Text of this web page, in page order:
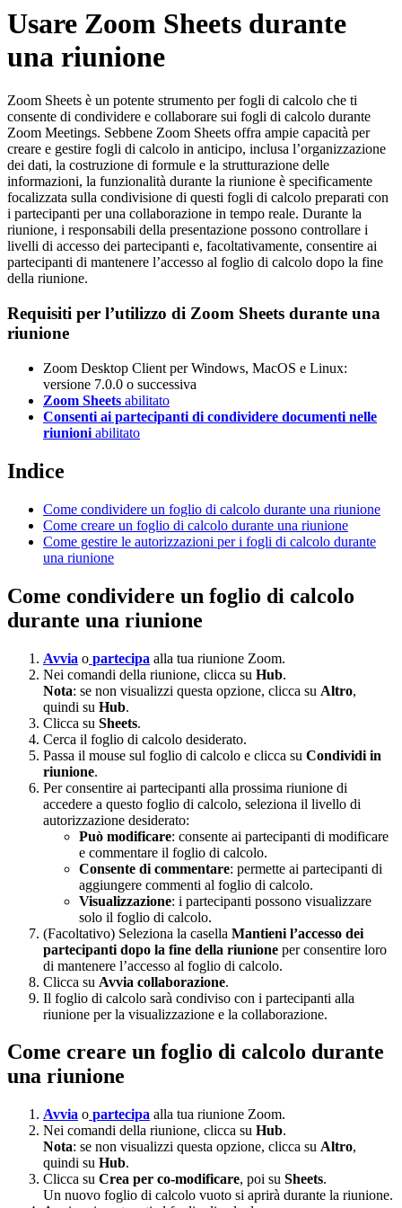
Usare Zoom Sheets durante
una riunione
Zoom Sheets è un potente strumento per fogli di calcolo che ti
consente di condividere e collaborare sui fogli di calcolo durante
Zoom Meetings. Sebbene Zoom Sheets offra ampie capacità per
creare e gestire fogli di calcolo in anticipo, inclusa l’organizzazione
dei dati, la costruzione di formule e la strutturazione delle
informazioni, la funzionalità durante la riunione è specificamente
focalizzata sulla condivisione di questi fogli di calcolo preparati con
i partecipanti per una collaborazione in tempo reale. Durante la
riunione, i responsabili della presentazione possono controllare i
livelli di accesso dei partecipanti e, facoltativamente, consentire ai
partecipanti di mantenere l’accesso al foglio di calcolo dopo la fine
della riunione.
Requisiti per l’utilizzo di Zoom Sheets durante una
riunione
Zoom Desktop Client per Windows, MacOS e Linux:
versione 7.0.0 o successiva
Zoom Sheets abilitato
Consenti ai partecipanti di condividere documenti nelle
riunioni abilitato
Indice
Come condividere un foglio di calcolo durante una riunione
Come creare un foglio di calcolo durante una riunione
Come gestire le autorizzazioni per i fogli di calcolo durante
una riunione
Come condividere un foglio di calcolo
durante una riunione
Avvia o partecipa alla tua riunione Zoom.
Nei comandi della riunione, clicca su Hub.
Nota: se non visualizzi questa opzione, clicca su Altro,
quindi su Hub.
Clicca su Sheets.
Cerca il foglio di calcolo desiderato.
Passa il mouse sul foglio di calcolo e clicca su Condividi in
riunione.
Per consentire ai partecipanti alla prossima riunione di
accedere a questo foglio di calcolo, seleziona il livello di
autorizzazione desiderato:
Può modificare: consente ai partecipanti di modificare
e commentare il foglio di calcolo.
Consente di commentare: permette ai partecipanti di
aggiungere commenti al foglio di calcolo.
Visualizzazione: i partecipanti possono visualizzare
solo il foglio di calcolo.
(Facoltativo) Seleziona la casella Mantieni l’accesso dei
partecipanti dopo la fine della riunione per consentire loro
di mantenere l’accesso al foglio di calcolo.
Clicca su Avvia collaborazione.
Il foglio di calcolo sarà condiviso con i partecipanti alla
riunione per la visualizzazione e la collaborazione.
Come creare un foglio di calcolo durante
una riunione
Avvia o partecipa alla tua riunione Zoom.
Nei comandi della riunione, clicca su Hub.
Nota: se non visualizzi questa opzione, clicca su Altro,
quindi su Hub.
Clicca su Crea per co-modificare, poi su Sheets.
Un nuovo foglio di calcolo vuoto si aprirà durante la riunione.